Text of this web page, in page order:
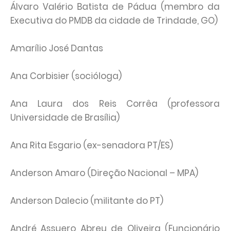
Álvaro Valério Batista de Pádua (membro da
Executiva do PMDB da cidade de Trindade, GO)
Amarílio José Dantas
Ana Corbisier (socióloga)
Ana Laura dos Reis Corrêa (professora
Universidade de Brasília)
Ana Rita Esgario (ex-senadora PT/ES)
Anderson Amaro (Direção Nacional – MPA)
Anderson Dalecio (militante do PT)
André Assuero Abreu de Oliveira (Funcionário